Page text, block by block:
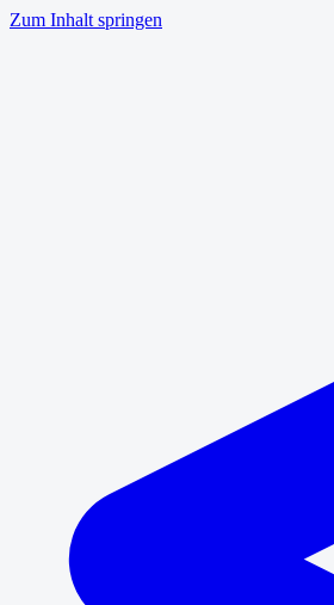
Zum Inhalt springen